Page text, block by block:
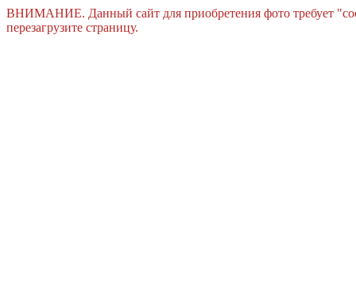
ВНИМАНИЕ. Данный сайт для приобретения фото требует
перезагрузите страницу.